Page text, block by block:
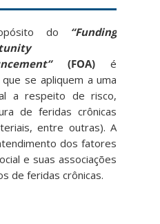
do “Funding
(FOA)é
se apliquem a uma
a respeito de risco,
de feridas crônicas
entre outras). A
dos fatores
e suas associações
de feridas crônicas.